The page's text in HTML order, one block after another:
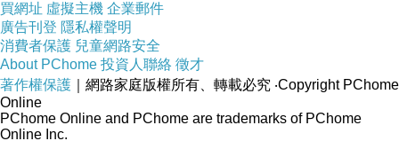
↓↓↓限量特惠的優惠按鈕↓↓↓
【 美國【The First Years】Take&Toss 防漏吸
買網址 虛擬主機 企業郵件
廣告刊登 隱私權聲明
消費者保護 兒童網路安全
About PChome 投資人聯絡 徵才
著作權保護 ｜網路家庭版權所有、轉載必究 ‧Copyright PChome
Online
PChome Online and PChome are trademarks of PChome
Online Inc.